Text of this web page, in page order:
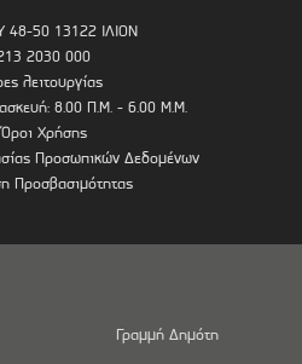
48-50 13122 ΙΛΙΟΝ
2030 000
λειτουργίας
8.00 Π.Μ. - 6.00 Μ.Μ.
Όροι Χρήσης
Προσωπικών Δεδομένων
Προσβασιμότητας
Γραμμή Δημότη